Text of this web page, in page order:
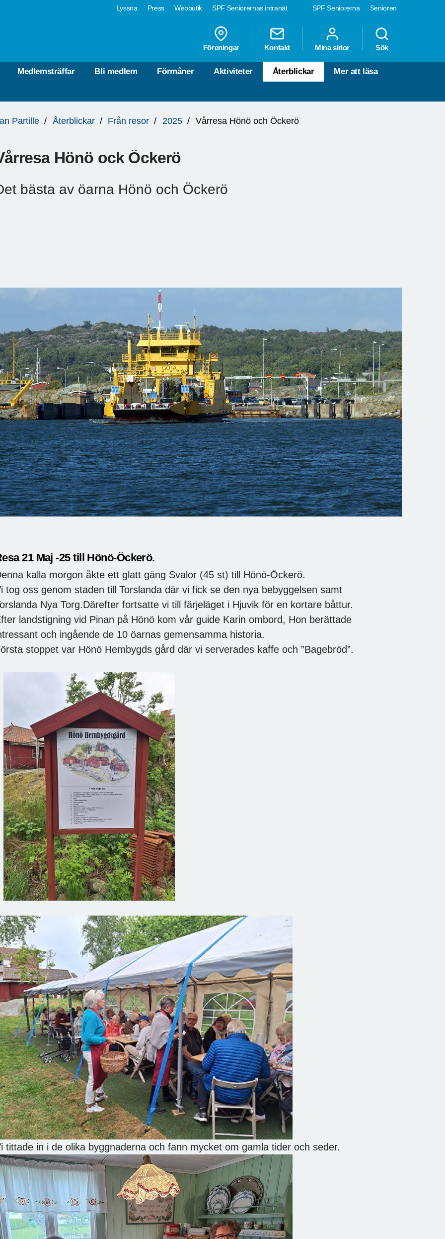
SPF Seniorerna Senioren
Lyssna Press Webbutik SPF Seniorernas intranät
Föreningar Kontakt Mina sidor Sök
Medlemsträffar Bli medlem Förmåner Aktiviteter Återblickar Mer att läsa
Partille Återblickar Från resor 2025 Vårresa Hönö och Öckerö
Hönö ock Öckerö
bästa av öarna Hönö och Öckerö
21 Maj -25 till Hönö-Öckerö.
kalla morgon åkte ett glatt gäng Svalor (45 st) till Hönö-Öckerö.
tog oss genom staden till Torslanda där vi fick se den nya bebyggelsen samt
Nya Torg.Därefter fortsatte vi till färjeläget i Hjuvik för en kortare båttur.
landstigning vid Pinan på Hönö kom vår guide Karin ombord, Hon berättade
och ingående de 10 öarnas gemensamma historia.
stoppet var Hönö Hembygds gård där vi serverades kaffe och ”Bagebröd”.
tittade in i de olika byggnaderna och fann mycket om gamla tider och seder.